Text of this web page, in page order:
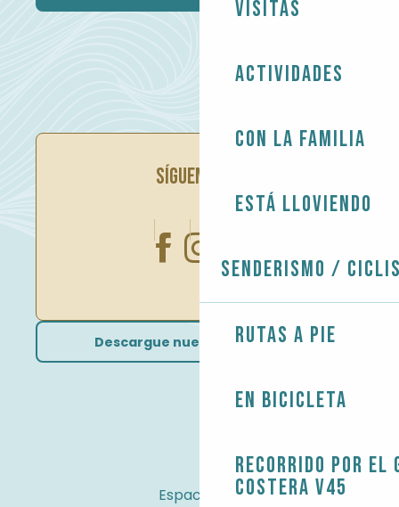
Visitas
Actividades
Con la familia
Está lloviendo
Senderismo /
Rutas a pie
En bicicleta
Recorrido por el
costera V45
SÍGUENOS EN
Descargue nuestros folletos
Espacio Pro